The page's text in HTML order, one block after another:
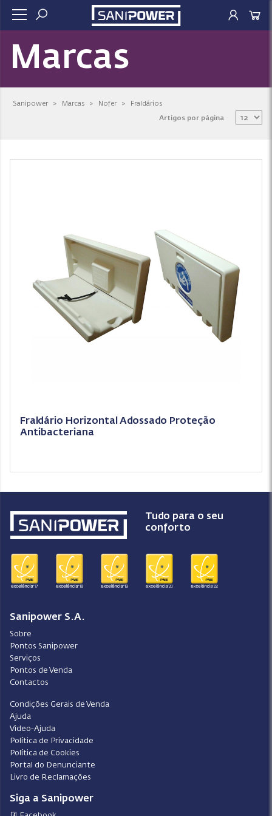
Marcas
Sanipower > Marcas > Nofer > Fraldários
Artigos por página
Fraldário Horizontal Adossado Proteção
Antibacteriana
Tudo para o seu
conforto
Sanipower S.A.
Sobre
Pontos Sanipower
Serviços
Pontos de Venda
Contactos
Condições Gerais de Venda
Ajuda
Video-Ajuda
Política de Privacidade
Política de Cookies
Portal do Denunciante
Livro de Reclamações
Siga a Sanipower